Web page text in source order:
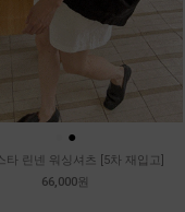
●
타 린넨 워싱셔츠 [5차 재입고]
66,000원